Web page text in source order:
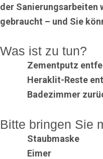
der Sanierungsarbeiten
gebraucht – und Sie
Was ist zu tun?
Zementputz
Heraklit-Reste
Badezimmer
Bitte bringen Sie
Staubmaske
Eimer